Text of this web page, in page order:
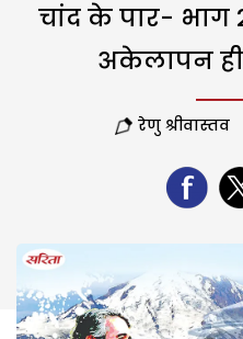
चांद के पार-
अकेलापन ही
रेणु श्रीवास्तव